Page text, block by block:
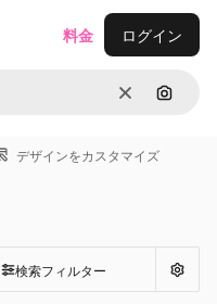
消去 画像で
料金 ログイン
デザインをカスタマイズ
検索フィルター